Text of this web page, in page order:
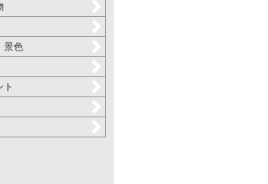
景色
ト